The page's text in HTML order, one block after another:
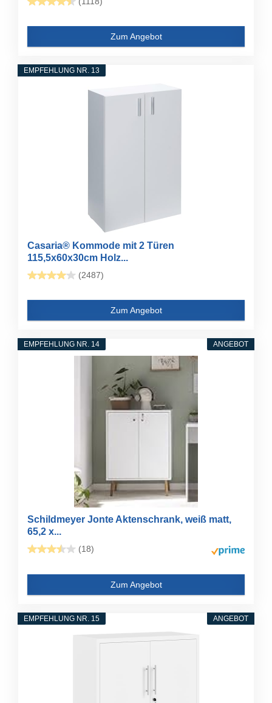
Zum Angebot
EMPFEHLUNG NR. 13
Casaria® Kommode mit 2 Türen
115,5x60x30cm Holz...
(2487)
Zum Angebot
ANGEBOT
EMPFEHLUNG NR. 14
Schildmeyer Jonte Aktenschrank, weiß matt,
65,2 x...
(18)
Zum Angebot
ANGEBOT
EMPFEHLUNG NR. 15